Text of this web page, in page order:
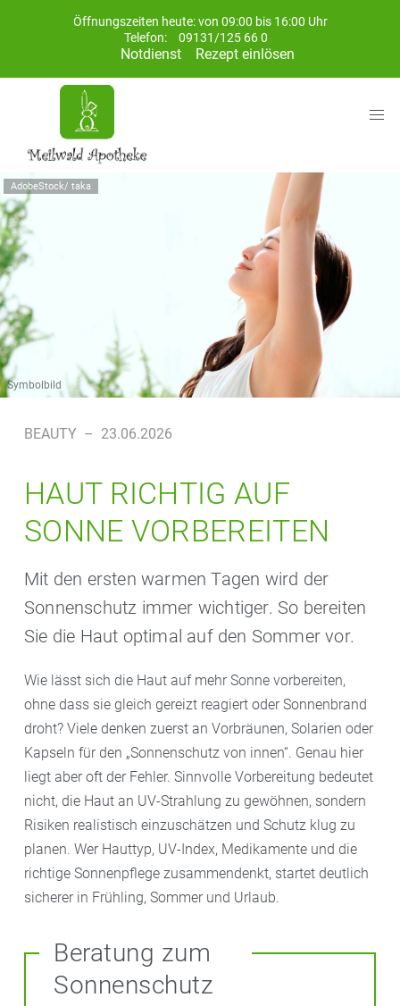
Öffnungszeiten heute: von 09:00 bis 16:00 Uhr
Telefon:
09131/125 66 0
Notdienst Rezept einlösen
AdobeStock/ taka
Symbolbild
BEAUTY – 23.06.2026
HAUT RICHTIG AUF
SONNE VORBEREITEN
Mit den ersten warmen Tagen wird der
Sonnenschutz immer wichtiger. So bereiten
Sie die Haut optimal auf den Sommer vor.
Wie lässt sich die Haut auf mehr Sonne vorbereiten,
ohne dass sie gleich gereizt reagiert oder Sonnenbrand
droht? Viele denken zuerst an Vorbräunen, Solarien oder
Kapseln für den „Sonnenschutz von innen“. Genau hier
liegt aber oft der Fehler. Sinnvolle Vorbereitung bedeutet
nicht, die Haut an UV-Strahlung zu gewöhnen, sondern
Risiken realistisch einzuschätzen und Schutz klug zu
planen. Wer Hauttyp, UV-Index, Medikamente und die
richtige Sonnenpflege zusammendenkt, startet deutlich
sicherer in Frühling, Sommer und Urlaub.
Beratung zum
Sonnenschutz